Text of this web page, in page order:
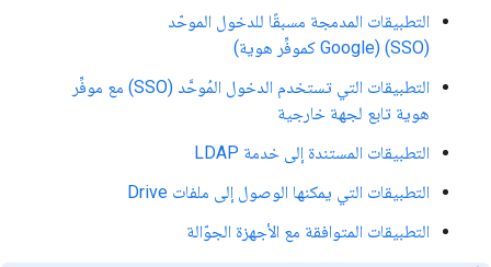
التطبيقات المدمجة مسبقًا للدخول الموحّد
(SSO) (Google كموفِّر هوية)
التطبيقات التي تستخدم الدخول المُوحَّد (SSO) مع موفِّر
هوية تابع لجهة خارجية
التطبيقات المستندة إلى خدمة LDAP
التطبيقات التي يمكنها الوصول إلى ملفات Drive
التطبيقات المتوافقة مع الأجهزة الجوّالة